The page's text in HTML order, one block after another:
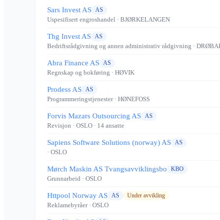
Sars Invest AS AS
Uspesifisert engroshandel · BJØRKELANGEN
Thg Invest AS AS
Bedriftsrådgivning og annen administrativ rådgivning ·
Abra Finance AS AS
Regnskap og bokføring · HØVIK
Prodess AS AS
Programmeringstjenester· HØNEFOSS
Forvis Mazars Outsourcing AS AS
Revisjon · OSLO · 14 ansatte
Sapiens Software Solutions (norway) AS AS
· OSLO
Mørch Maskin AS Tvangsavviklingsbo KBO
Grunnarbeid · OSLO
Httpool Norway AS AS Under avvikling
Reklamebyråer· OSLO